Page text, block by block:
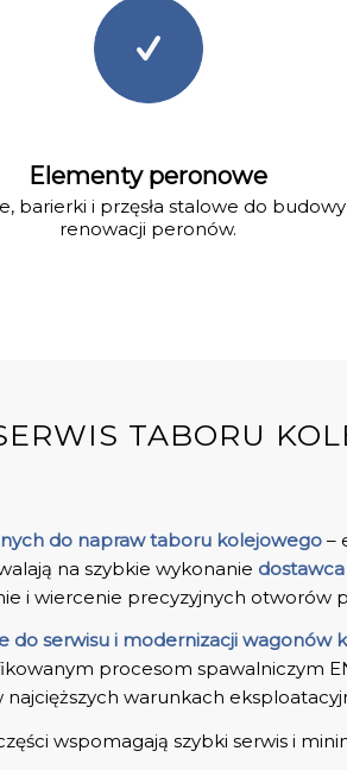
Elementy peronowe
barierki i przęsła stalowe do budowy
renowacji peronów.
TABORU
do napraw taboru kolejowego –
na szybkie wykonanie
i wiercenie precyzyjnych otworów
do serwisu i modernizacji wagonów
procesom spawalniczym
warunkach
wspomagają szybki serwis i